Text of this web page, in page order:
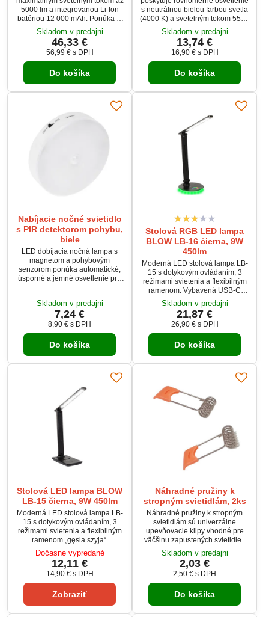
5000 lm a integrovanou Li-Ion
batériou 12 000 mAh. Ponúka tri
režimy svietenia (100 %, 50 %,
20 %) a výdrž až 10 hodín na
jedno nabitie. Neutrálne biele
svetlo (4000 K) s kužeľom 120°
zabezpečuje rovnomerné a
výkonné osvetlenie. Krytie IP54 a
umožňujú vonkajšie použitie a
Skladom v predajni
46,33 €
56,99 € s DPH
Do košíka
s neutrálnou bielou farbou svetla
(4000 K) a svetelným tokom 5500
lm. Vďaka uhlu svietenia 120° a
elegantnému bielemu telu je
ideálne pre kancelárie, chodby či
obchodné priestory. Svietidlo je
určené na prisadenú montáž a
vyznačuje sa nízkou spotrebou
energie a dlhou životnosťou 25
000 hodín. Spoľahlivé riešenie
Skladom v predajni
13,74 €
16,90 € s DPH
Do košíka
Nabíjacie nočné svietidlo
s PIR detektorom pohybu,
biele
LED dobíjacia nočná lampa s
magnetom a pohybovým
senzorom ponúka automatické,
úsporné a jemné osvetlenie pre
zaznamenaní pohybu až do 3 m.
Zabudovaná batéria umožňuje
plne bezdrôtové používanie a
jednoduché nabíjanie cez USB-
C. Magnetická montáž uľahčuje
rýchle pripevnenie na ľubovoľný
Skladom v predajni
7,24 €
8,90 € s DPH
Do košíka
Stolová RGB LED lampa
BLOW LB-16 čierna, 9W
450lm
Moderná LED stolová lampa LB-
15 s dotykovým ovládaním, 3
režimami svietenia a flexibilným
ramenom. Vybavená USB-C
portom s možnosťou napájania z
počítača, powerbanku alebo USB
nabíjačky. Poskytuje príjemné
svetlo šetrné k očiam (EYE
PROTECTION) s jasom 450 lm a
výkonom 9 W. Súčasťou balenia
je USB-C kábel a nabíjačka.
Skladom v predajni
21,87 €
26,90 € s DPH
Do košíka
Stolová LED lampa BLOW
LB-15 čierna, 9W 450lm
Moderná LED stolová lampa LB-
15 s dotykovým ovládaním, 3
režimami svietenia a flexibilným
ramenom „gęsia szyja“.
Vybavená USB-C portom s
možnosťou napájania z počítača,
powerbanku alebo USB
nabíjačky. Poskytuje príjemné
svetlo šetrné k očiam (EYE
PROTECTION) s jasom 450 lm a
výkonom 9 W. Súčasťou balenia
je USB-C kábel a nabíjačka.
Dočasne vypredané
12,11 €
14,90 € s DPH
Zobraziť
Náhradné pružiny k
stropným svietidlám, 2ks
Náhradné pružiny k stropným
svietidlám sú univerzálne
upevňovacie klipy vhodné pre
väčšinu zapustených svietidiel.
Vyrobené z pevného kovu s
oranžovým plastovým
zakončením pre jednoduchú
montáž a demontáž.
Zabezpečujú spoľahlivé
uchytenie svietidla v strope.
Balenie obsahuje 2 kusy pružín.
Skladom v predajni
2,03 €
2,50 € s DPH
Do košíka